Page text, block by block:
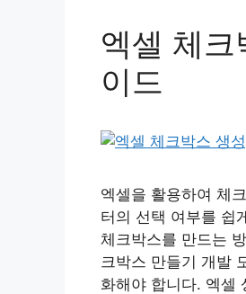
엑셀 체
이드
엑셀을 활용하여 체
터의 선택 여부를 쉽
체크박스를 만드는
크박스 만들기 개발
화해야 합니다. 엑셀